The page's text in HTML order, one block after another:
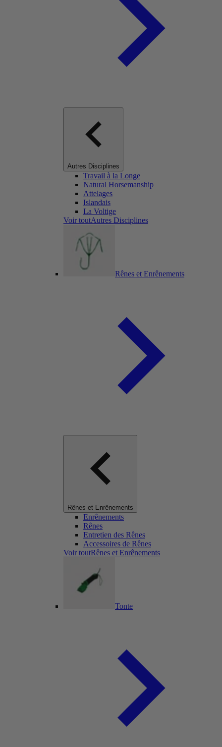
Autres Disciplines
Travail à la Longe
Natural Horsemanship
Attelages
Islandais
La Voltige
Voir toutAutres Disciplines
Rênes et Enrênements
Rênes et Enrênements
Enrênements
Rênes
Entretien des Rênes
Accessoires de Rênes
Voir toutRênes et Enrênements
Tonte